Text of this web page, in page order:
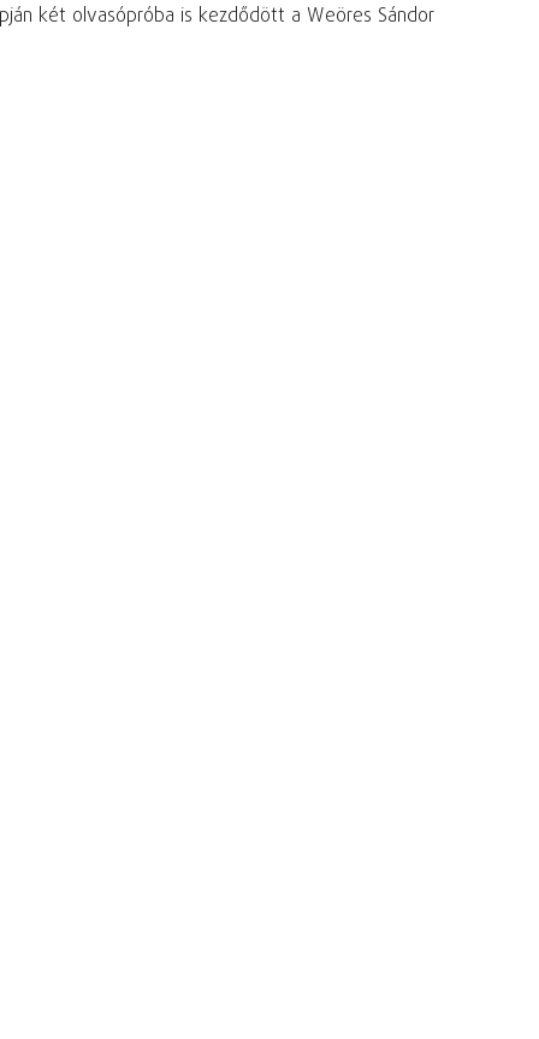
két olvasópróba is kezdődött a Weöres Sándor